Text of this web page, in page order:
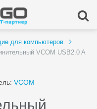
для компьютеров
VCOM USB2.0 A
VCOM